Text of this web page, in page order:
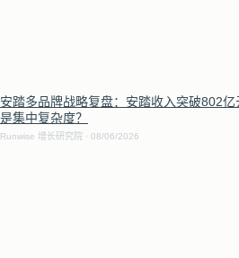
安踏多品牌战略复盘：安踏收入突破802
是集中复杂度？
Runwise 增长研究院 08/06/2026